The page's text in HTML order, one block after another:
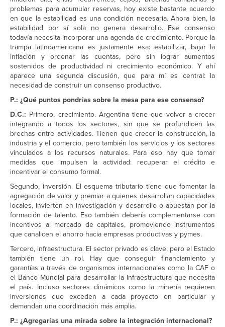
problemas para acumular reservas, hoy existe bastante acuerdo
en que la estabilidad es una condición necesaria. Ahora bien, la
estabilidad por sí sola no genera desarrollo. Ese consenso
todavía necesita incorporar una agenda de crecimiento. Porque la
trampa latinoamericana es justamente esa: estabilizar, bajar la
inflación y ordenar las cuentas, pero sin lograr aumentos
sostenidos de productividad ni crecimiento económico. Y ahí
aparece una segunda discusión, que para mí es central: la
necesidad de construir un consenso productivo.
P.: ¿Qué puntos pondrías sobre la mesa para ese consenso?
D.C.: Primero, crecimiento. Argentina tiene que volver a crecer
integrando a todos los sectores, sin que se profundicen las
brechas entre actividades. Tienen que crecer la construcción, la
industria y el comercio, pero también los servicios y los sectores
vinculados a los recursos naturales. Para eso hay que tomar
medidas que impulsen la actividad: recuperar el crédito e
incentivar el consumo formal.
Segundo, inversión. El esquema tributario tiene que fomentar la
agregación de valor y premiar a quienes desarrollan capacidades
locales, invierten en investigación y desarrollo o apuestan por la
formación de talento. Eso también debería complementarse con
incentivos al mercado de capitales, promoviendo instrumentos
que canalicen el ahorro hacia empresas productivas y pymes.
Tercero, infraestructura. El sector privado es clave, pero el Estado
también tiene un rol. Hay que conseguir financiamiento y
garantías a través de organismos internacionales como la CAF o
el Banco Mundial para desarrollar la infraestructura que necesita
el país. Incluso sectores dinámicos como la minería requieren
inversiones que exceden a cada proyecto en particular y
demandan una coordinación más amplia.
P.: ¿Agregarías una mirada sobre la integración internacional?